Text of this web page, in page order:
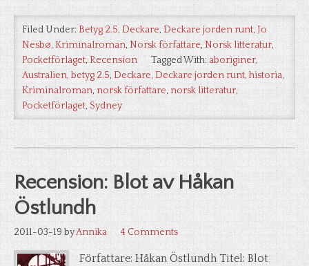
Filed Under:Betyg 2.5, Deckare, Deckare jorden runt, Jo
Nesbø, Kriminalroman, Norsk författare, Norsk litteratur,
Pocketförlaget, Recension Tagged With: aboriginer,
Australien, betyg 2.5, Deckare, Deckare jorden runt, historia,
Kriminalroman, norsk författare, norsk litteratur,
Pocketförlaget, Sydney
Recension: Blot av Håkan
Östlundh
2011-03-19 byAnnika 4 Comments
Författare: Håkan Östlundh Titel: Blot